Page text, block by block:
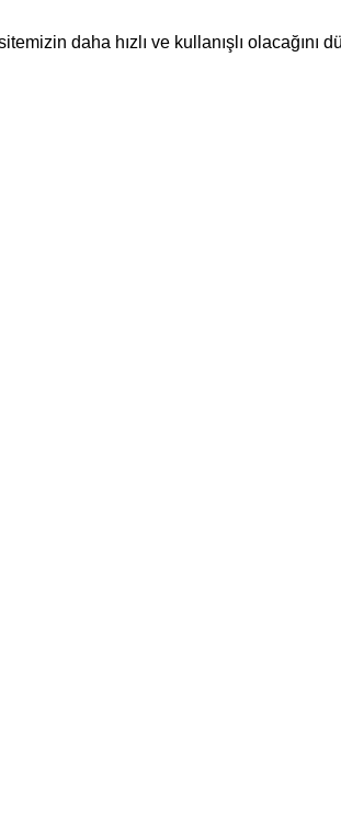
daha hızlı ve kullanışlı olacağını